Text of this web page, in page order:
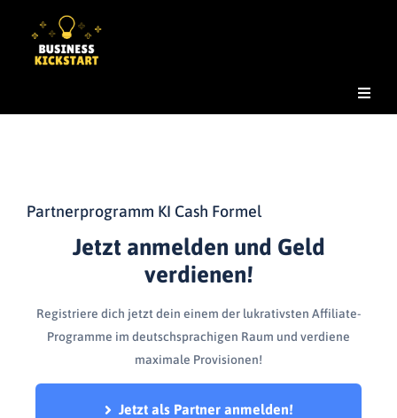
Partnerprogramm KI Cash Formel
Jetzt anmelden und Geld
verdienen!
Registriere dich jetzt dein einem der lukrativsten Affiliate-
Programme im deutschsprachigen Raum und verdiene
maximale Provisionen!
Jetzt als Partner anmelden!